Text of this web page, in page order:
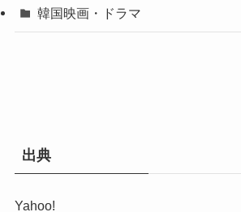
韓国映画・ドラマ
出典
Yahoo!